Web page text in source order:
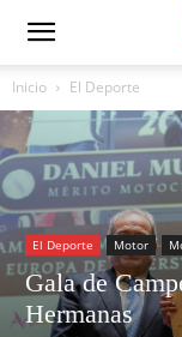
Inicio El Deporte
El Deporte Motor
Gala de
Hermanas